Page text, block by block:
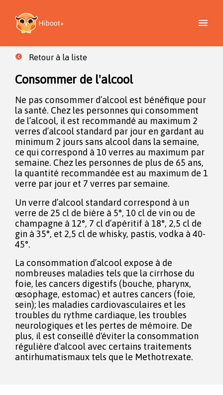
Retour à la liste
Consommer de l'alcool
Ne pas consommer d’alcool est bénéfique pour
la santé. Chez les personnes qui consomment
de l’alcool, il est recommandé au maximum 2
verres d’alcool standard par jour en gardant au
minimum 2 jours sans alcool dans la semaine,
ce qui correspond à 10 verres au maximum par
semaine. Chez les personnes de plus de 65 ans,
la quantité recommandée est au maximum de 1
verre par jour et 7 verres par semaine.
Un verre d’alcool standard correspond à un
verre de 25 cl de bière à 5°, 10 cl de vin ou de
champagne à 12°, 7 cl d’apéritif à 18°, 2,5 cl de
gin à 35°, et 2,5 cl de whisky, pastis, vodka à 40-
45°.
La consommation d’alcool expose à de
nombreuses maladies tels que la cirrhose du
foie, les cancers digestifs (bouche, pharynx,
œsophage, estomac) et autres cancers (foie,
sein); les maladies cardiovasculaires et les
troubles du rythme cardiaque, les troubles
neurologiques et les pertes de mémoire. De
plus, il est conseillé d'éviter la consommation
régulière d'alcool avec certains traitements
antirhumatismaux tels que le Methotrexate.